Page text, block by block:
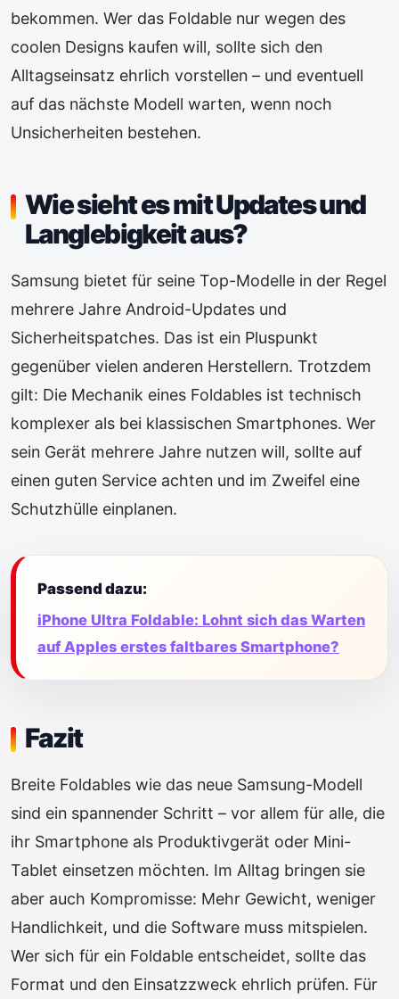
bekommen. Wer das Foldable nur wegen des
coolen Designs kaufen will, sollte sich den
Alltagseinsatz ehrlich vorstellen – und eventuell
auf das nächste Modell warten, wenn noch
Unsicherheiten bestehen.
Wie sieht es mit Updates und
Langlebigkeit aus?
Samsung bietet für seine Top-Modelle in der Regel
mehrere Jahre Android-Updates und
Sicherheitspatches. Das ist ein Pluspunkt
gegenüber vielen anderen Herstellern. Trotzdem
gilt: Die Mechanik eines Foldables ist technisch
komplexer als bei klassischen Smartphones. Wer
sein Gerät mehrere Jahre nutzen will, sollte auf
einen guten Service achten und im Zweifel eine
Schutzhülle einplanen.
Passend dazu:
iPhone Ultra Foldable: Lohnt sich das Warten
auf Apples erstes faltbares Smartphone?
Fazit
Breite Foldables wie das neue Samsung-Modell
sind ein spannender Schritt – vor allem für alle, die
ihr Smartphone als Produktivgerät oder Mini-
Tablet einsetzen möchten. Im Alltag bringen sie
aber auch Kompromisse: Mehr Gewicht, weniger
Handlichkeit, und die Software muss mitspielen.
Wer sich für ein Foldable entscheidet, sollte das
Format und den Einsatzzweck ehrlich prüfen. Für